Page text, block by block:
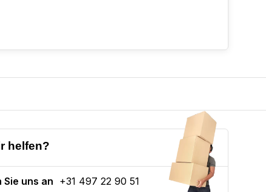
helfen?
Sie uns an +31 497 22 90 51